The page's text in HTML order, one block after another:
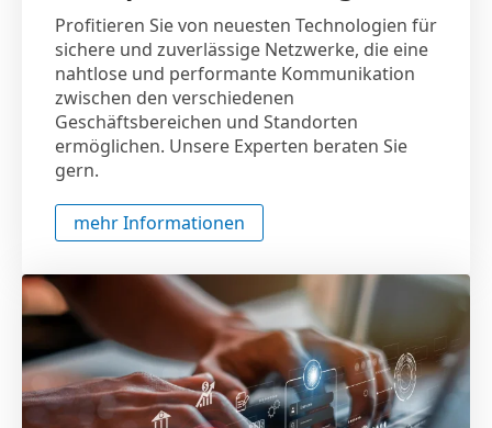
Profitieren Sie von neuesten Technologien für
sichere und zuverlässige Netzwerke, die eine
nahtlose und performante Kommunikation
zwischen den verschiedenen
Geschäftsbereichen und Standorten
ermöglichen. Unsere Experten beraten Sie
gern.
mehr Informationen